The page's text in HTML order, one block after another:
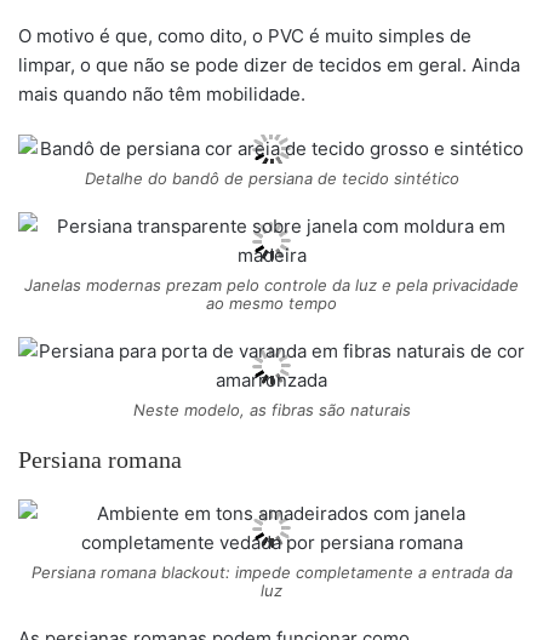
O motivo é que, como dito, o PVC é muito simples de
limpar, o que não se pode dizer de tecidos em geral. Ainda
mais quando não têm mobilidade.
Detalhe do bandô de persiana de tecido sintético
Janelas modernas prezam pelo controle da luz e pela privacidade
ao mesmo tempo
Neste modelo, as fibras são naturais
Persiana romana
Persiana romana blackout: impede completamente a entrada da
luz